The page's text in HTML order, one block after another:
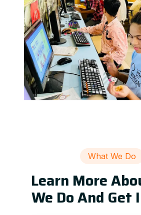
What We Do
Learn More
We Do And Get